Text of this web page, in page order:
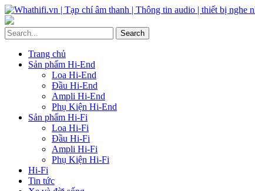
Trang chủ
Sản phẩm Hi-End
Loa Hi-End
Đầu Hi-End
Ampli Hi-End
Phụ Kiện Hi-End
Sản phẩm Hi-Fi
Loa Hi-Fi
Đầu Hi-Fi
Ampli Hi-Fi
Phụ Kiện Hi-Fi
Hi-Fi
Tin tức